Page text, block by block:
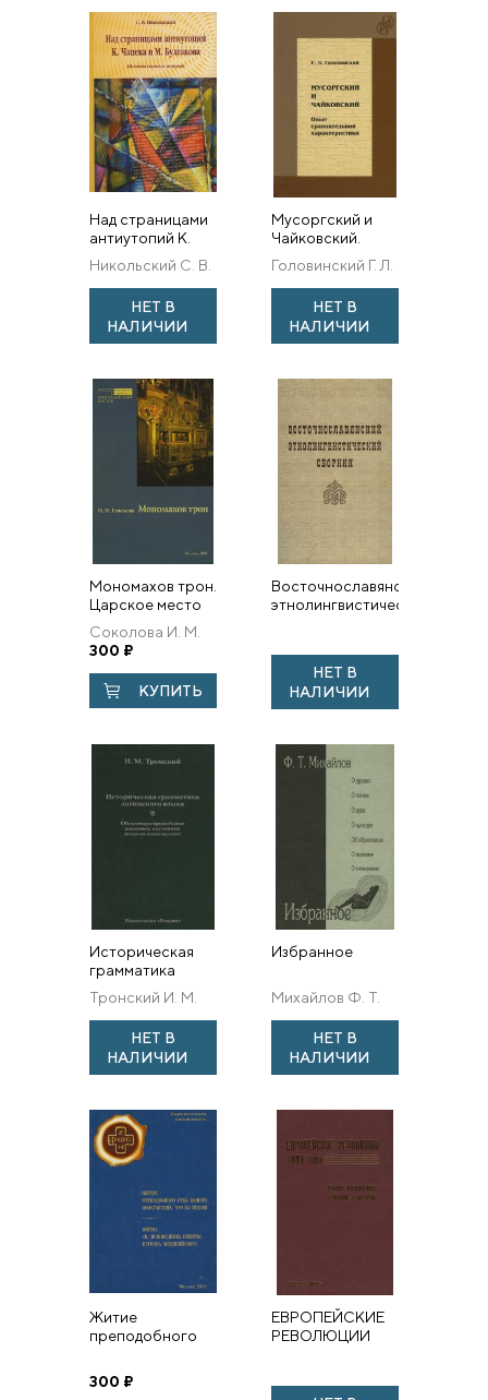
Над страницами
антиутопий К.
Чапека и М.
Булгакова
(Поэтика
скрытых
мотивов)
Никольский С. В.
НЕТ В
НАЛИЧИИ
Мусоргский и
Чайковский.
Опыт
сравнительной
характеристики
Головинский Г. Л.
НЕТ В
НАЛИЧИИ
Мономахов трон.
Царское место
Успенского
собора
Московского
Кремля
Соколова И. М.
300 ₽
КУПИТЬ
Восточнославянский
этнолингвистический
материалы
НЕТ В
НАЛИЧИИ
Историческая
грамматика
латинского
языка.
Общеиндоевропейское
языковое
состояние
Тронский И. М.
НЕТ В
НАЛИЧИИ
Избранное
Михайлов Ф. Т.
НЕТ В
НАЛИЧИИ
Житие
преподобного
Константина, что
из иудеев. Житие
300 ₽
ЕВРОПЕЙСКИЕ
РЕВОЛЮЦИИ
НАЦИОНАЛЬНОСТИ»